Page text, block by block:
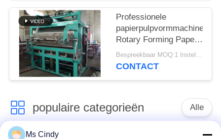
Professionele
papierpulpvormmachines
Rotary Forming Paper
Egg Tray Productie
Bespreekbaar MOQ:1 Instellen
CONTACT
populaire categorieën Alle
Ms Cindy